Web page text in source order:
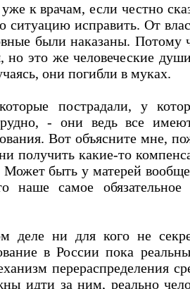
к врачам, если честно
ситуацию исправить. От
были наказаны. Потому
но это же человеческие
они погибли в муках.
пострадали, у
- они ведь все
Вот объясните мне,
получить какие-то
Может быть у матерей
наше самое
деле ни для кого не
в России пока
перераспределения
идти за ним, реально